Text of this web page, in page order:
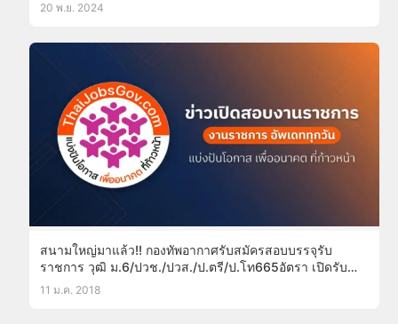
20 พ.ย. 2024
สนามใหญ่มาแล้ว!! กองทัพอากาศรับสมัครสอบบรรจุรับ
ราชการ วุฒิ ม.6/ปวช./ปวส./ป.ตรี/ป.โท665อัตรา เปิดรับ
สมัครทางอินเทอร์เน็ต15ม.ค.-26ก.พ.61(อ่านรายละเอียดด้าน
11 ม.ค. 2018